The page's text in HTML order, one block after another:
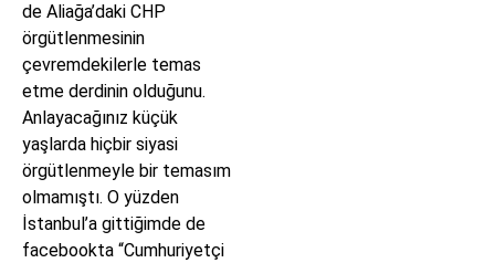
de Aliağa’daki CHP
örgütlenmesinin
çevremdekilerle temas
etme derdinin olduğunu.
Anlayacağınız küçük
yaşlarda hiçbir siyasi
örgütlenmeyle bir temasım
olmamıştı. O yüzden
İstanbul’a gittiğimde de
facebookta “Cumhuriyetçi